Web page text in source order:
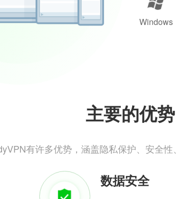
Windows
主要的优势
有许多优势，涵盖隐私保护、安全
数据安全